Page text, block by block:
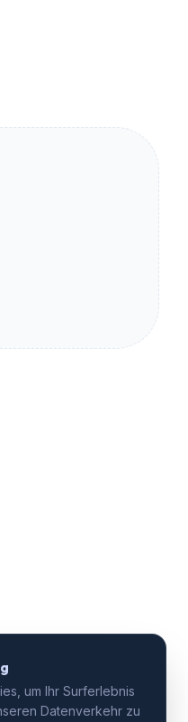
um Ihr Surferlebnis
Datenverkehr zu